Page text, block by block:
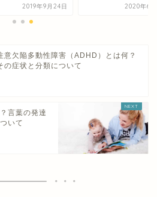
2019年9月24日 2020年6
意欠陥多動性障害（ADHD）とは何？
の症状と分類について
言葉の発達
いて